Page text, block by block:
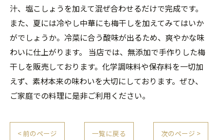
汁、塩こしょうを加えて混ぜ合わせるだけで完成です。
また、夏には冷やし中華にも梅干しを加えてみてはいか
がでしょうか。冷菜に合う酸味が出るため、爽やかな味
わいに仕上がります。 当店では、無添加で手作りした梅
干しを販売しております。化学調味料や保存料を一切加
えず、素材本来の味わいを大切にしております。ぜひ、
ご家庭での料理に是非ご利用ください。
< 前のページ 一覧に戻る 次のページ >